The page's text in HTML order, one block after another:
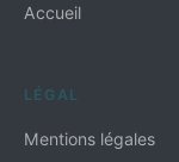
Accueil
LÉGAL
Mentions légales